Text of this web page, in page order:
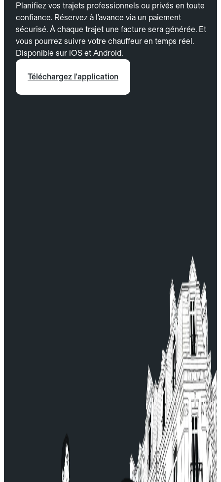
Planifiez vos trajets professionnels ou privés en toute
confiance. Réservez à l’avance via un paiement
sécurisé. À chaque trajet une facture sera générée. Et
vous pourrez suivre votre chauffeur en temps réel.
Disponible sur iOS et Android.
Téléchargez l'application